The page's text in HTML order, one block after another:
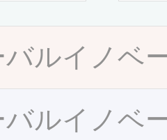
バルイノベ
バルイノベ